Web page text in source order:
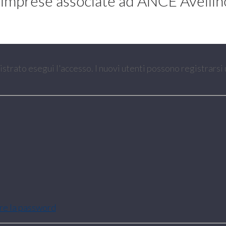
esegui l'accesso. I nuovi utenti possono
la password